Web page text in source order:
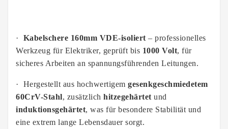
· Kabelschere 160mm VDE-isoliert – professionelles
Werkzeug für Elektriker, geprüft bis 1000 Volt, für
sicheres Arbeiten an spannungsführenden Leitungen.
· Hergestellt aus hochwertigem gesenkgeschmiedetem
60CrV-Stahl, zusätzlich hitzegehärtet und
induktionsgehärtet, was für besondere Stabilität und
eine extrem lange Lebensdauer sorgt.